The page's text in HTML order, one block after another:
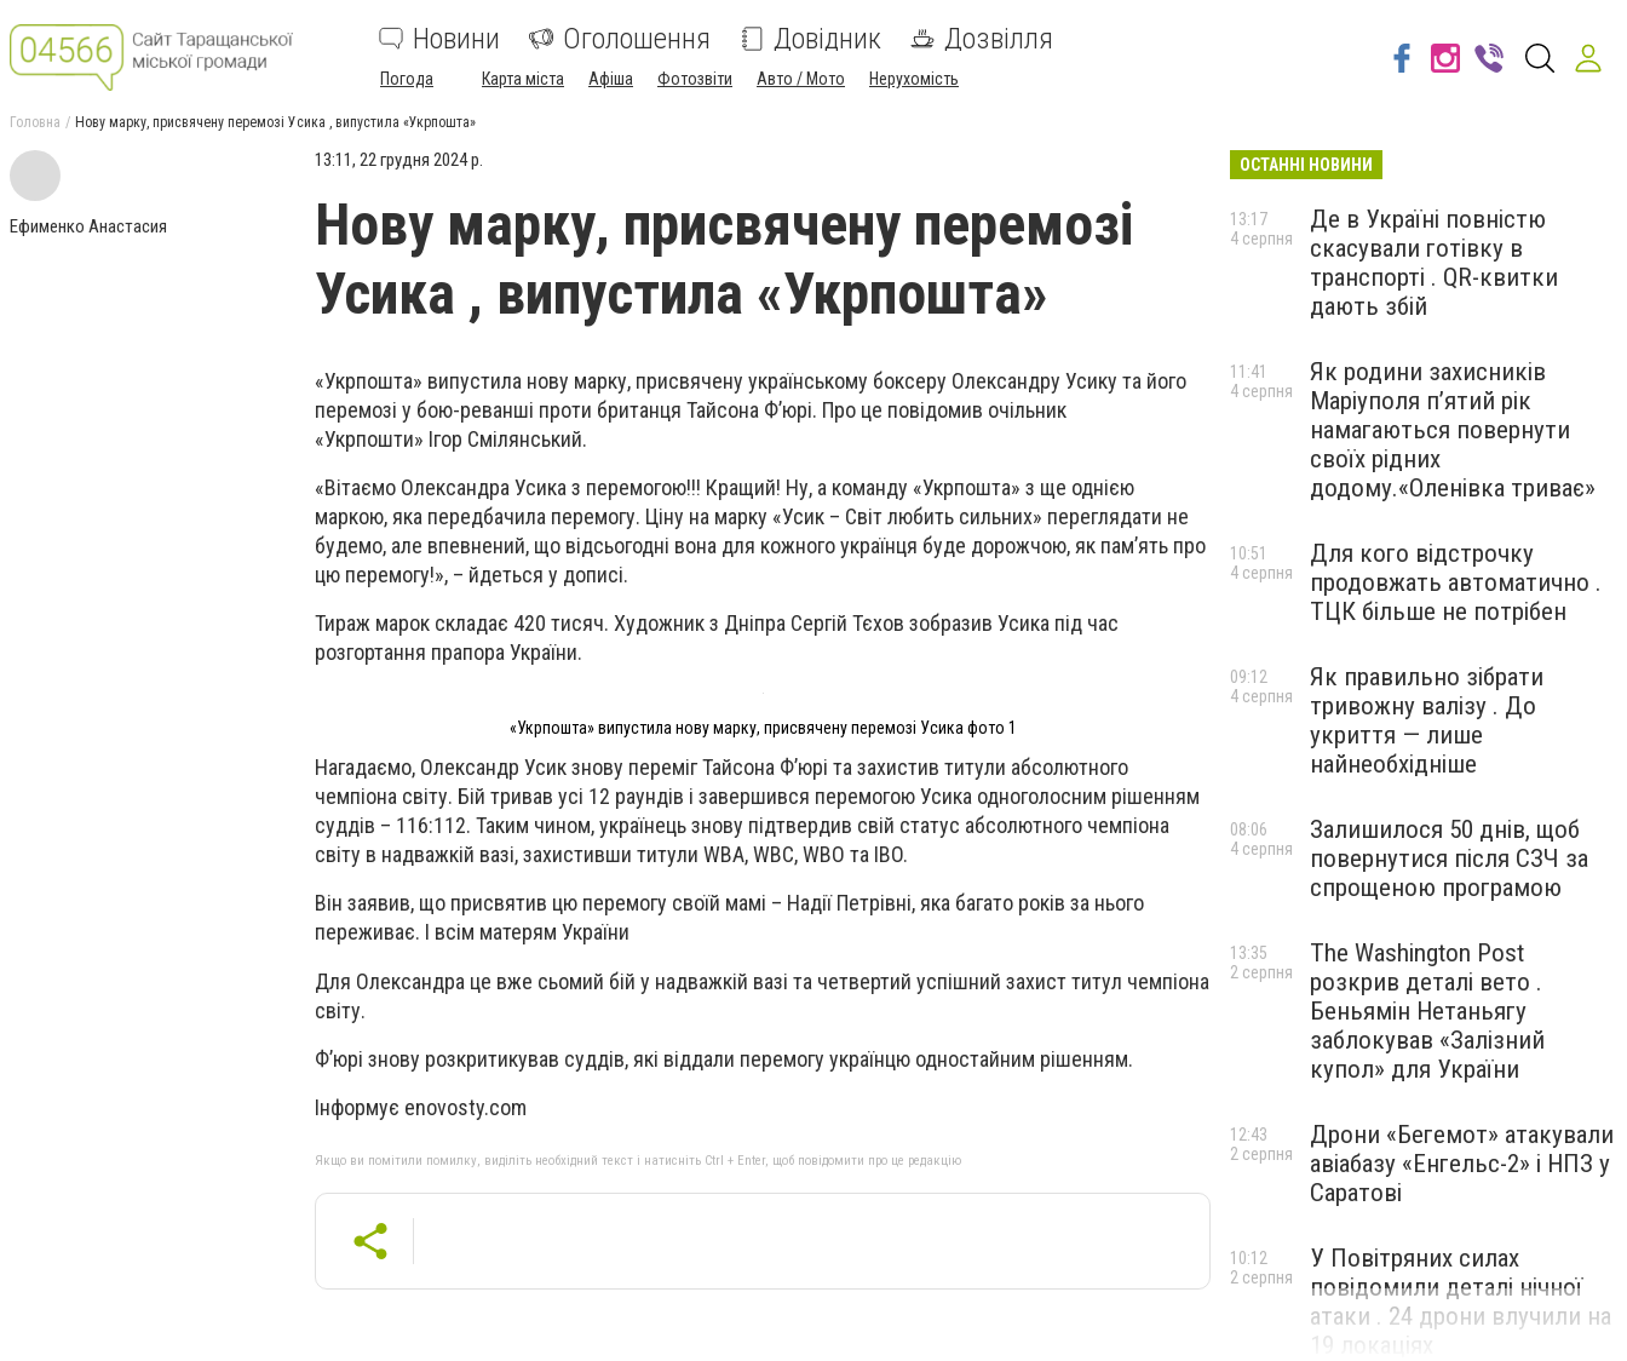
Новини Оголошення Довідник Дозвілля
Погода Карта міста Афіша Фотозвіти Авто / Мото Нерухомість
Головна Нову марку, присвячену перемозі Усика , випустила «Укрпошта»
Ефименко Анастасия
13:11, 22 грудня 2024 р.
Нову марку, присвячену перемозі
Усика , випустила «Укрпошта»
«Укрпошта» випустила нову марку, присвячену українському боксеру Олександру Усику та його
перемозі у бою-реванші проти британця Тайсона Ф’юрі. Про це повідомив очільник
«Укрпошти» Ігор Смілянський.
«Вітаємо Олександра Усика з перемогою!!! Кращий! Ну, а команду «Укрпошта» з ще однією
маркою, яка передбачила перемогу. Ціну на марку «Усик – Світ любить сильних» переглядати не
будемо, але впевнений, що відсьогодні вона для кожного українця буде дорожчою, як памʼять про
цю перемогу!», – йдеться у дописі.
Тираж марок складає 420 тисяч. Художник з Дніпра Сергій Тєхов зобразив Усика під час
розгортання прапора України.
«Укрпошта» випустила нову марку, присвячену перемозі Усика фото 1
Нагадаємо, Олександр Усик знову переміг Тайсона Ф’юрі та захистив титули абсолютного
чемпіона світу. Бій тривав усі 12 раундів і завершився перемогою Усика одноголосним рішенням
суддів – 116:112. Таким чином, українець знову підтвердив свій статус абсолютного чемпіона
світу в надважкій вазі, захистивши титули WBA, WBC, WBO та IBO.
Він заявив, що присвятив цю перемогу своїй мамі – Надії Петрівні, яка багато років за нього
переживає. І всім матерям України
Для Олександра це вже сьомий бій у надважкій вазі та четвертий успішний захист титул чемпіона
світу.
Ф’юрі знову розкритикував суддів, які віддали перемогу українцю одностайним рішенням.
Інформує enovosty.com
Якщо ви помітили помилку, виділіть необхідний текст і натисніть Ctrl + Enter, щоб повідомити про це редакцію
ОСТАННІ НОВИНИ
Де в Україні повністю
скасували готівку в
транспорті . QR-квитки
дають збій
13:17
4 серпня
Як родини захисників
Маріуполя пʼятий рік
намагаються повернути
своїх рідних
додому.«Оленівка триває»
11:41
4 серпня
Для кого відстрочку
продовжать автоматично .
ТЦК більше не потрібен
10:51
4 серпня
Як правильно зібрати
тривожну валізу . До
укриття — лише
найнеобхідніше
09:12
4 серпня
Залишилося 50 днів, щоб
повернутися після СЗЧ за
спрощеною програмою
08:06
4 серпня
The Washington Post
розкрив деталі вето .
Беньямін Нетаньягу
заблокував «Залізний
купол» для України
13:35
2 серпня
Дрони «Бегемот» атакували
авіабазу «Енгельс-2» і НПЗ у
Саратові
12:43
2 серпня
У Повітряних силах
повідомили деталі нічної
атаки . 24 дрони влучили на
19 локаціях
10:12
2 серпня